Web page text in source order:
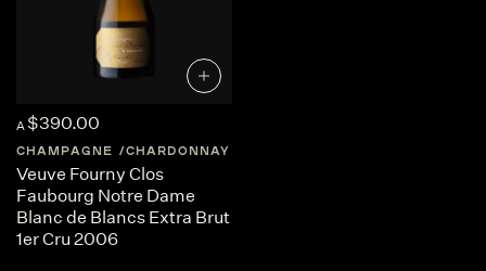
A $390.00
CHAMPAGNE CHARDONNAY
Veuve Fourny Clos
Faubourg Notre Dame
Blanc de Blancs Extra Brut
1er Cru 2006